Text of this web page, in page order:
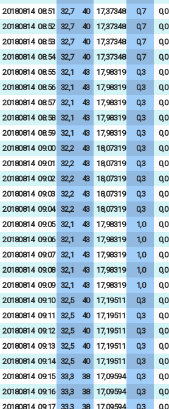
20180814 08:51 32,7 40 17,37348 0,7 0,0
20180814 08:52 32,7 40 17,37348 0,7 0,0
20180814 08:53 32,7 40 17,37348 0,7 0,0
20180814 08:54 32,7 40 17,37348 0,7 0,0
20180814 08:55 32,1 43 17,98319 0,3 0,0
20180814 08:56 32,1 43 17,98319 0,3 0,0
20180814 08:57 32,1 43 17,98319 0,3 0,0
20180814 08:58 32,1 43 17,98319 0,3 0,0
20180814 08:59 32,1 43 17,98319 0,3 0,0
20180814 09:00 32,2 43 18,07319 0,3 0,0
20180814 09:01 32,2 43 18,07319 0,3 0,0
20180814 09:02 32,2 43 18,07319 0,3 0,0
20180814 09:03 32,2 43 18,07319 0,3 0,0
20180814 09:04 32,2 43 18,07319 0,3 0,0
20180814 09:05 32,1 43 17,98319 1,0 0,0
20180814 09:06 32,1 43 17,98319 1,0 0,0
20180814 09:07 32,1 43 17,98319 1,0 0,0
20180814 09:08 32,1 43 17,98319 1,0 0,0
20180814 09:09 32,1 43 17,98319 1,0 0,0
20180814 09:10 32,5 40 17,19511 0,3 0,0
20180814 09:11 32,5 40 17,19511 0,3 0,0
20180814 09:12 32,5 40 17,19511 0,3 0,0
20180814 09:13 32,5 40 17,19511 0,3 0,0
20180814 09:14 32,5 40 17,19511 0,3 0,0
20180814 09:15 33,3 38 17,09594 0,3 0,0
20180814 09:16 33,3 38 17,09594 0,3 0,0
20180814 09:17 33,3 38 17,09594 0,3 0,0